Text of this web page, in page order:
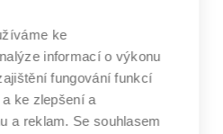
učení
technické
ke
informací o výkonu
fungování funkcí
ke zlepšení a
a reklam. Se souhlasem